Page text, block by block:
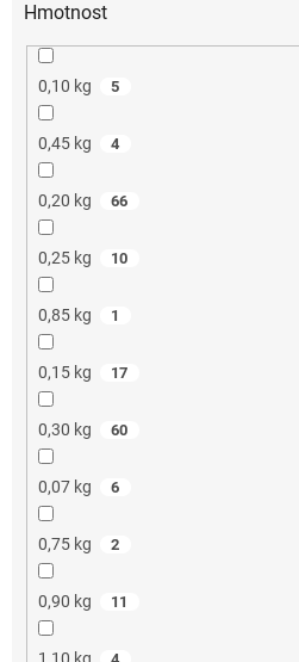
Hmotnost
0,10 kg 5
0,45 kg 4
0,20 kg 66
0,25 kg 10
0,85 kg 1
0,15 kg 17
0,30 kg 60
0,07 kg 6
0,75 kg 2
0,90 kg 11